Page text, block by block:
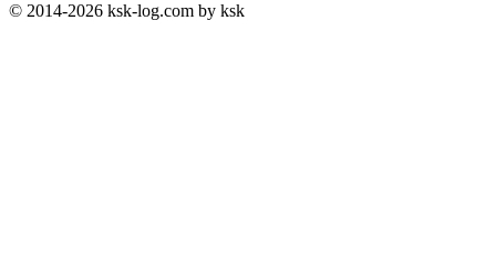
© 2014-2026 ksk-log.com by ksk